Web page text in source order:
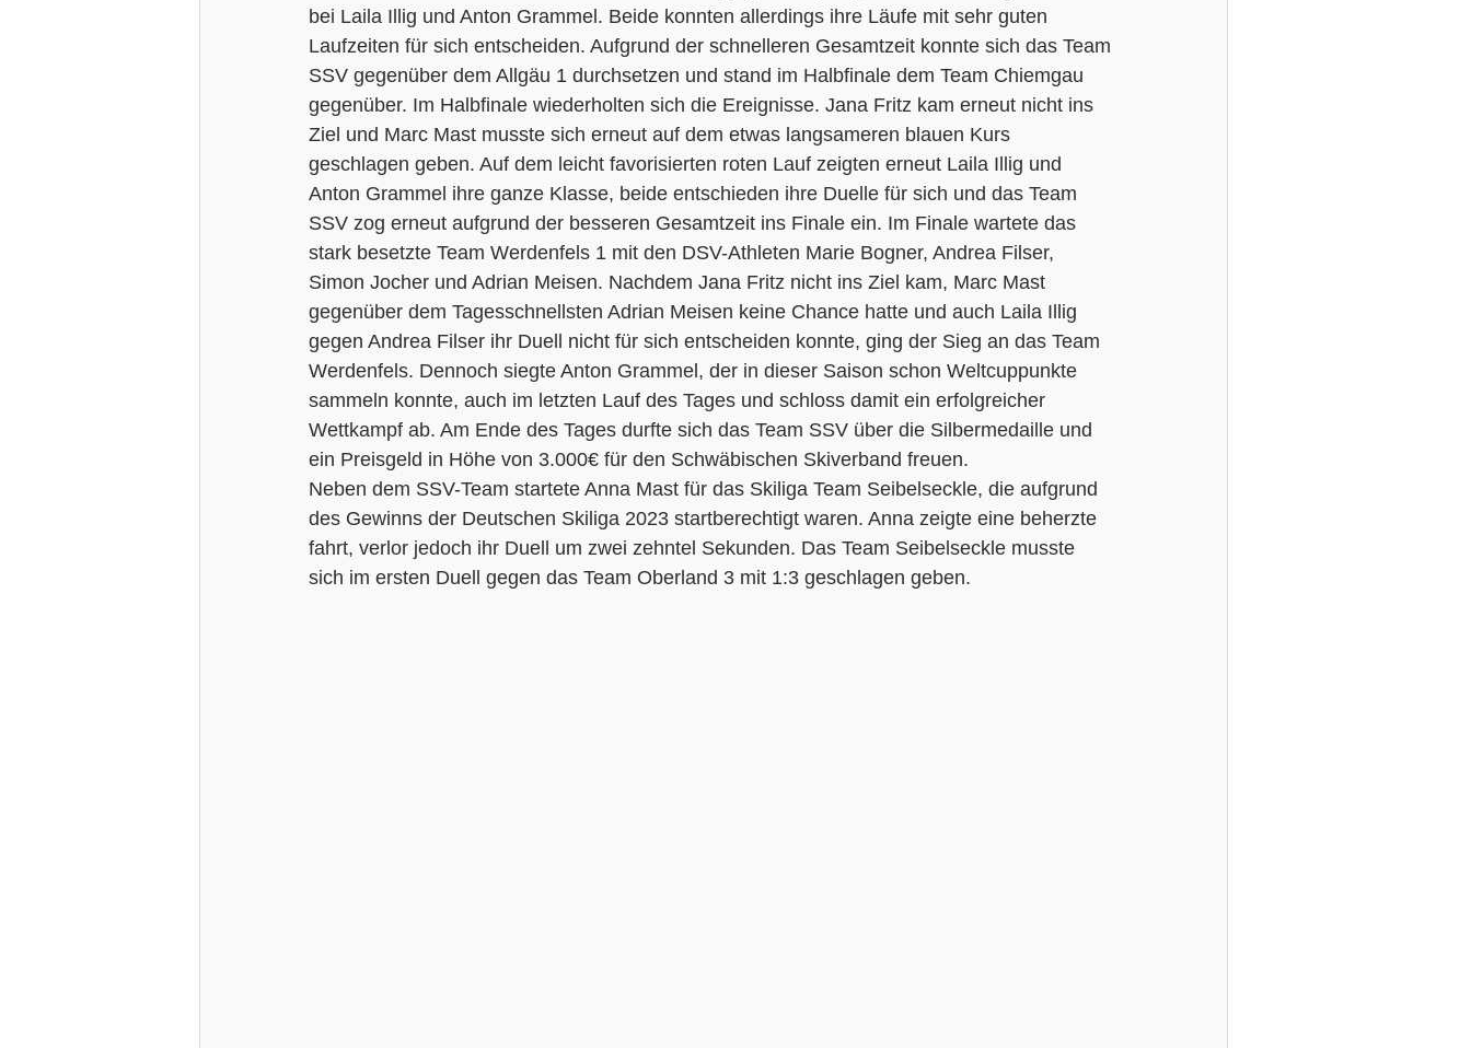
bei Laila Illig und Anton Grammel. Beide konnten allerdings ihre Läufe mit sehr guten
Laufzeiten für sich entscheiden. Aufgrund der schnelleren Gesamtzeit konnte sich das Team
SSV gegenüber dem Allgäu 1 durchsetzen und stand im Halbfinale dem Team Chiemgau
gegenüber. Im Halbfinale wiederholten sich die Ereignisse. Jana Fritz kam erneut nicht ins
Ziel und Marc Mast musste sich erneut auf dem etwas langsameren blauen Kurs
geschlagen geben. Auf dem leicht favorisierten roten Lauf zeigten erneut Laila Illig und
Anton Grammel ihre ganze Klasse, beide entschieden ihre Duelle für sich und das Team
SSV zog erneut aufgrund der besseren Gesamtzeit ins Finale ein. Im Finale wartete das
stark besetzte Team Werdenfels 1 mit den DSV-Athleten Marie Bogner, Andrea Filser,
Simon Jocher und Adrian Meisen. Nachdem Jana Fritz nicht ins Ziel kam, Marc Mast
gegenüber dem Tagesschnellsten Adrian Meisen keine Chance hatte und auch Laila Illig
gegen Andrea Filser ihr Duell nicht für sich entscheiden konnte, ging der Sieg an das Team
Werdenfels. Dennoch siegte Anton Grammel, der in dieser Saison schon Weltcuppunkte
sammeln konnte, auch im letzten Lauf des Tages und schloss damit ein erfolgreicher
Wettkampf ab. Am Ende des Tages durfte sich das Team SSV über die Silbermedaille und
ein Preisgeld in Höhe von 3.000€ für den Schwäbischen Skiverband freuen.
Neben dem SSV-Team startete Anna Mast für das Skiliga Team Seibelseckle, die aufgrund
des Gewinns der Deutschen Skiliga 2023 startberechtigt waren. Anna zeigte eine beherzte
fahrt, verlor jedoch ihr Duell um zwei zehntel Sekunden. Das Team Seibelseckle musste
sich im ersten Duell gegen das Team Oberland 3 mit 1:3 geschlagen geben.